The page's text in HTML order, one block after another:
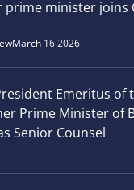
prime minister joins
March 16 2026
Emeritus of
Prime Minister of
Senior Counsel